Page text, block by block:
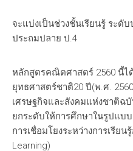
จะแบ่งเป็นช่วงชั้นเรียนรู้ ระดั
ประถมปลาย ป.4
หลักสูตรคณิตศาสตร์ 2560 นี้ไ
ยุทธศาสตร์ชาติ20 ปี(พ.ศ.
เศรษฐกิจและสังคมแห่งชาติฉ
ยกระดับให้การศึกษาในรูปแบบ
การเชื่อมโยงระหว่างการเรีย
Learning)